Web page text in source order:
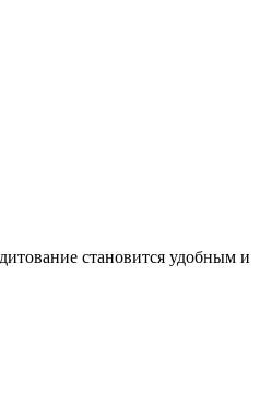
становится удобным и